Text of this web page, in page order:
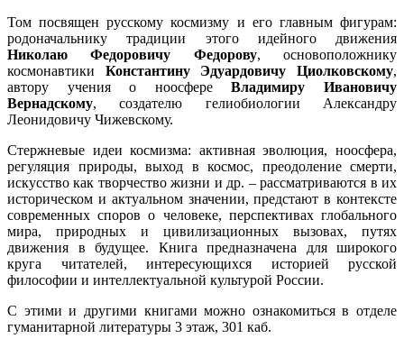
Том посвящен русскому космизму и его главным фигурам:
родоначальнику традиции этого идейного движения
Николаю Федоровичу Федорову, основоположнику
космонавтики Константину Эдуардовичу Циолковскому,
автору учения о ноосфереВладимиру Ивановичу
Вернадскому, создателю гелиобиологии Александру
Леонидовичу Чижевскому.
Стержневые идеи космизма: активная эволюция, ноосфера,
регуляция природы, выход в космос, преодоление смерти,
искусство как творчество жизни и др. – рассматриваются в их
историческом и актуальном значении, предстают в контексте
современных споров о человеке, перспективах глобального
мира, природных и цивилизационных вызовах, путях
движения в будущее. Книга предназначена для широкого
круга читателей, интересующихся историей русской
философии и интеллектуальной культурой России.
С этими и другими книгами можно ознакомиться в отделе
гуманитарной литературы 3 этаж, 301 каб.